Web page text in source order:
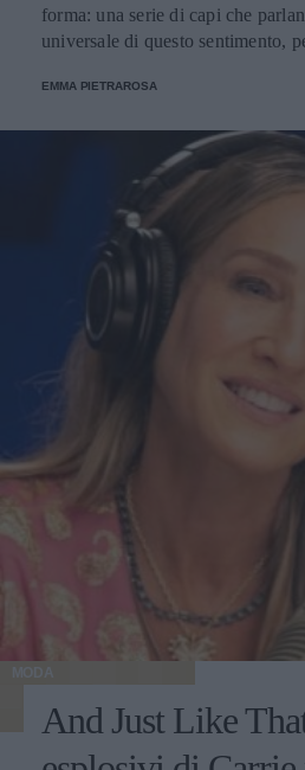
forma: una serie di capi che
universale di questo sentimento,
EMMA PIETRAROSA
MODA
And Just Like